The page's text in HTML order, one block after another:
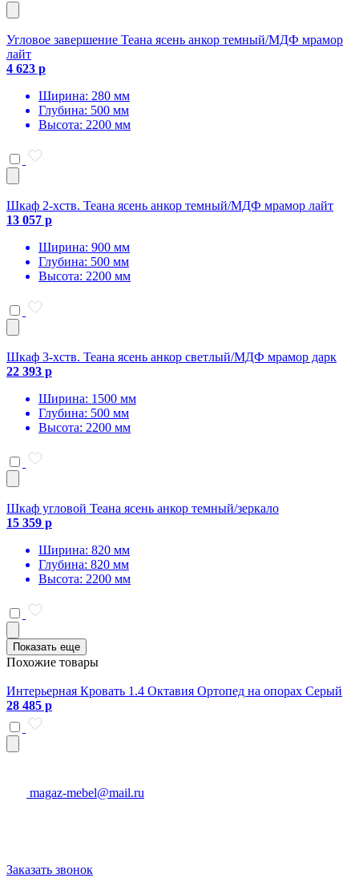
Угловое завершение Теана ясень анкор темный/МДФ мрамор
лайт
4 623 р
Ширина: 280 мм
Глубина: 500 мм
Высота: 2200 мм
Шкаф 2-хств. Теана ясень анкор темный/МДФ мрамор лайт
13 057 р
Ширина: 900 мм
Глубина: 500 мм
Высота: 2200 мм
Шкаф 3-хств. Теана ясень анкор светлый/МДФ мрамор дарк
22 393 р
Ширина: 1500 мм
Глубина: 500 мм
Высота: 2200 мм
Шкаф угловой Теана ясень анкор темный/зеркало
15 359 р
Ширина: 820 мм
Глубина: 820 мм
Высота: 2200 мм
Показать еще
Похожие товары
Интерьерная Кровать 1.4 Октавия Ортопед на опорах Серый
28 485 р
magaz-mebel@mail.ru
Заказать звонок